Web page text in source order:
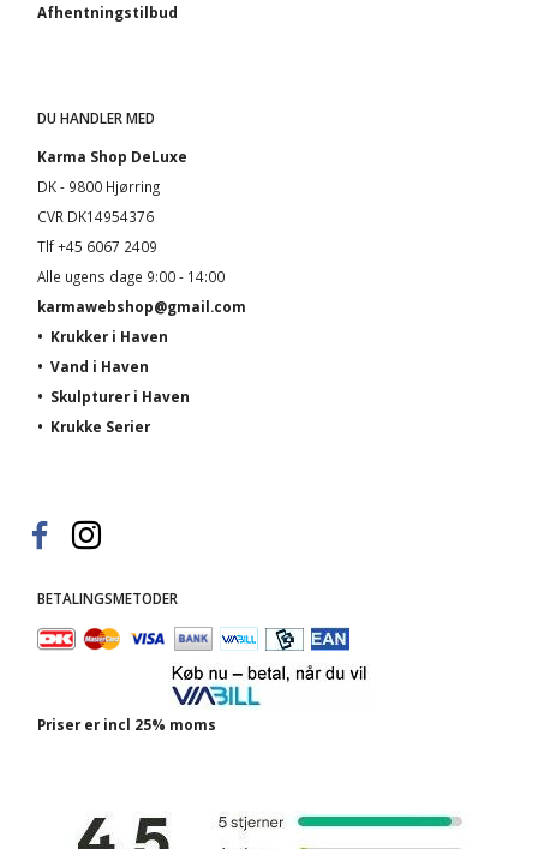
Afhentningstilbud
DU HANDLER MED
Karma Shop DeLuxe
DK - 9800 Hjørring
CVR DK14954376
Tlf +45 6067 2409
Alle ugens dage 9:00 - 14:00
karmawebshop@gmail.com
• Krukker i Haven
• Vand i Haven
• Skulpturer i Haven
• Krukke Serier
BETALINGSMETODER
Priser er incl 25% moms